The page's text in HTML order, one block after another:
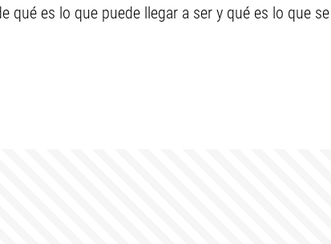
qué es lo que puede llegar a ser y qué es lo que se